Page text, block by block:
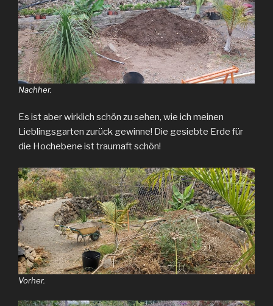
Nachher.
Es ist aber wirklich schön zu sehen, wie ich meinen
Lieblingsgarten zurück gewinne! Die gesiebte Erde für
die Hochebene ist traumaft schön!
Vorher.